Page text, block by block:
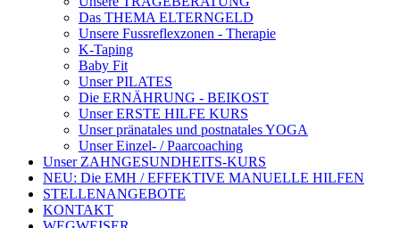
Das THEMA ELTERNGELD
Unsere Fussreflexzonen - Therapie
K-Taping
Baby Fit
Unser PILATES
Die ERNÄHRUNG - BEIKOST
Unser ERSTE HILFE KURS
Unser pränatales und postnatales YOGA
Unser Einzel- / Paarcoaching
Unser ZAHNGESUNDHEITS-KURS
NEU: Die EMH / EFFEKTIVE MANUELLE HILFEN
STELLENANGEBOTE
KONTAKT